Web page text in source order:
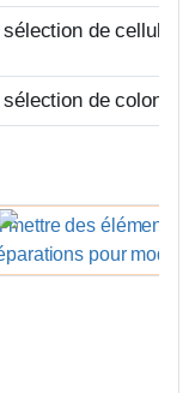
sélection de cellules
sélection de
mettre des éléments
pour